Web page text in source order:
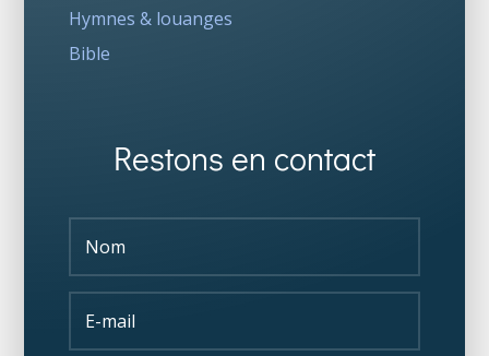
Hymnes & louanges
Bible
Restons en contact